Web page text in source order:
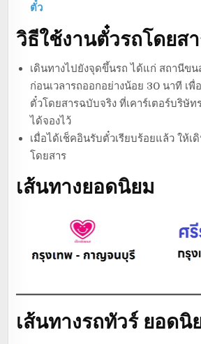
ตั๋ว
วิธีใช้งานตั๋วรถโดยส
เดินทางไปยังจุดขึ้นรถ ได้แก่ สถานีขน
ก่อนเวลารถออกอย่างน้อย 30 นาที เ
ตั๋วโดยสารฉบับจริง ที่เคาร์เตอร์บริษั
ได้จองไว้
เมื่อได้เช็คอินรับตั๋วเรียบร้อยแล้ว ให้เ
โดยสาร
เส้นทางยอดนิยม
เส้นทางรถทัวร์ ยอดนิ